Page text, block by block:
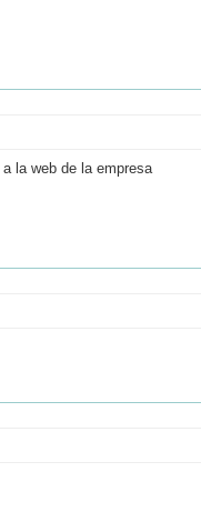
la web de la empresa